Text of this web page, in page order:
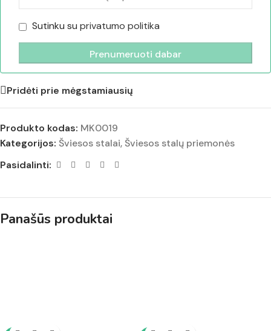
Sutinku su privatumo politika
Pridėti prie mėgstamiausių
Produkto kodas: MK0019
Kategorijos: Šviesos stalai, Šviesos stalų priemonės
Pasidalinti:
Panašūs produktai